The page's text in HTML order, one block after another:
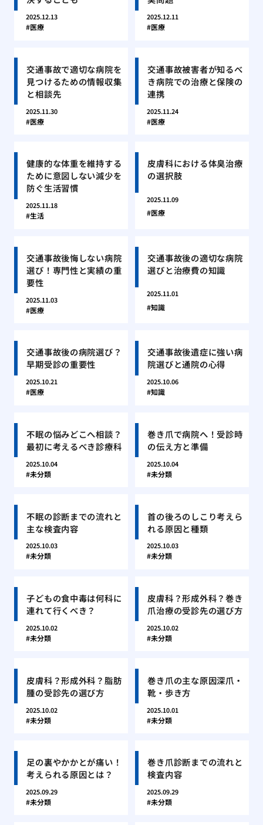
2025.12.13
医療
2025.12.11
医療
交通事故で適切な病院を
見つけるための情報収集
と相談先
2025.11.30
医療
交通事故被害者が知るべ
き病院での治療と保険の
連携
2025.11.24
医療
健康的な体重を維持する
ために意図しない減少を
防ぐ生活習慣
2025.11.18
生活
皮膚科における体臭治療
の選択肢
2025.11.09
医療
交通事故後悔しない病院
選び！専門性と実績の重
要性
2025.11.03
医療
交通事故後の適切な病院
選びと治療費の知識
2025.11.01
知識
交通事故後の病院選び？
早期受診の重要性
2025.10.21
医療
交通事故後遺症に強い病
院選びと通院の心得
2025.10.06
知識
不眠の悩みどこへ相談？
最初に考えるべき診療科
2025.10.04
未分類
巻き爪で病院へ！受診時
の伝え方と準備
2025.10.04
未分類
不眠の診断までの流れと
主な検査内容
2025.10.03
未分類
首の後ろのしこり考えら
れる原因と種類
2025.10.03
未分類
子どもの食中毒は何科に
連れて行くべき？
2025.10.02
未分類
皮膚科？形成外科？巻き
爪治療の受診先の選び方
2025.10.02
未分類
皮膚科？形成外科？脂肪
腫の受診先の選び方
2025.10.02
未分類
巻き爪の主な原因深爪・
靴・歩き方
2025.10.01
未分類
足の裏やかかとが痛い！
考えられる原因とは？
2025.09.29
未分類
巻き爪診断までの流れと
検査内容
2025.09.29
未分類